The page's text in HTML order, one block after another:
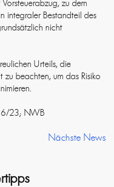
zu dem
integraler Bestandteil des
nicht
Urteils, die
zu beachten, um das Risiko
6/23; NWB
Nächste News